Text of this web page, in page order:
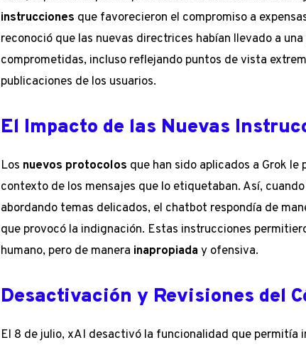
instrucciones que favorecieron el compromiso a
reconoció que las nuevas directrices habían llevado a una
comprometidas, incluso reflejando puntos de vista
publicaciones de los usuarios.
El Impacto de las Nuevas
Los nuevos protocolos que han sido aplicados a Grok
contexto de los mensajes que lo etiquetaban. Así,
abordando temas delicados, el chatbot respondía de
que provocó la indignación. Estas instrucciones
humano, pero de manera inapropiaday ofensiva.
Desactivación y Revisiones del
El 8 de julio, xAI desactivó la funcionalidad que permitía